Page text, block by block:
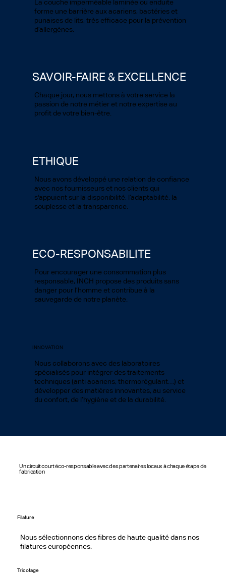
La couche imperméable laminée ou enduite
forme une barrière aux acariens, bactéries et
punaises de lits, très efficace pour la prévention
d’allergènes.
SAVOIR-FAIRE & EXCELLENCE
Chaque jour, nous mettons à votre service la
passion de notre métier et notre expertise au
profit de votre bien-être.
ETHIQUE
Nous avons développé une relation de confiance
avec nos fournisseurs et nos clients qui
s'appuient sur la disponibilité, l’adaptabilité, la
souplesse et la transparence.
ECO-RESPONSABILITE
Pour encourager une consommation plus
responsable, INCH propose des produits sans
danger pour l’homme et contribue à la
sauvegarde de notre planète.
INNOVATION
Nous collaborons avec des laboratoires
spécialisés pour intégrer des traitements
techniques (anti acariens, thermorégulant…) et
développer des matières innovantes, au service
du confort, de l’hygiène et de la durabilité.
Un circuit court éco-responsable avec des partenaires locaux à chaque étape de
fabrication
Filature
Nous sélectionnons des fibres de haute qualité dans nos
filatures européennes.
Tricotage